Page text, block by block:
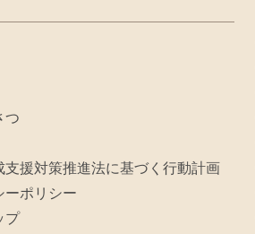
つ
支援対策推進法に基づく行動計画
ーポリシー
プ